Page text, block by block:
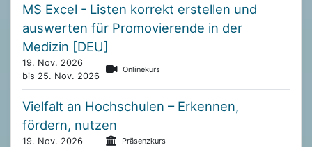
MS Excel - Listen korrekt erstellen und
auswerten für Promovierende in der
Medizin [DEU]
19. Nov. 2026
bis 25. Nov. 2026
Onlinekurs
Vielfalt an Hochschulen – Erkennen,
fördern, nutzen
19. Nov. 2026 Präsenzkurs